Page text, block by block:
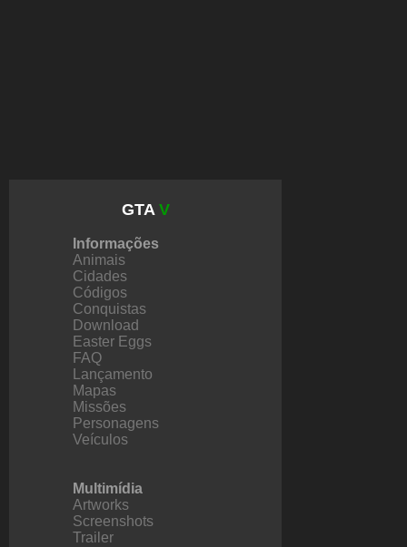
GTA V
Informações
Animais
Cidades
Códigos
Conquistas
Download
Easter Eggs
FAQ
Lançamento
Mapas
Missões
Personagens
Veículos
Multimídia
Artworks
Screenshots
Trailer